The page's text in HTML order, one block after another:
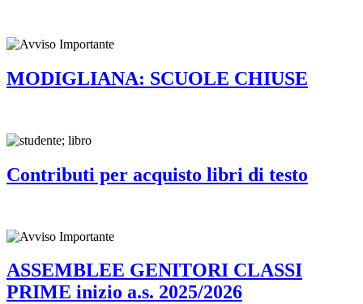
MODIGLIANA: SCUOLE CHIUSE
Contributi per acquisto libri di testo
ASSEMBLEE GENITORI CLASSI
PRIME inizio a.s. 2025/2026